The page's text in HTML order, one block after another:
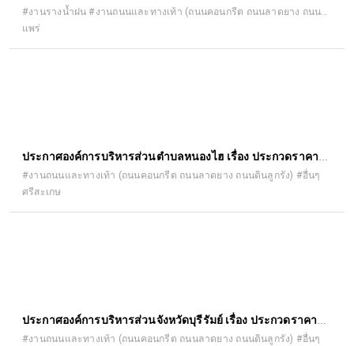
คอนกรีตเสริมเหล็ก ชนิดฝาปิดคอนกรีตเสริมเหล็ก พร้อม งาน
ขยายผิวจราจรคอนกรีตเสริมเหล็ก บ้านแม่หล่าย หมู่ที่ ๒ บริเวณ
โรงน้ำดื่มบ่อรินทิพย์ ถึงบริเวณบ้าน นายสานิตย์ หล่ายแปด ด้วย
#งานรางน้ำฝน #งานถนนและทางเท้า (ถนนคอนกรีต ถนนลาดยาง ถนน
ดินลูกรัง)
แพร่
ประกาศองค์การบริหารส่วนตำบลหนองไฮ เรื่อง ประกวดราคา
จ้างก่อสร้างจ้างก่อสร้างถนนคอนกรีตเสริมเหล็กบ้านหนองไฮ หมู่
ที่ ๑ (โนนต๊ะ - ตำบล โดด) ตำบลหนองไฮ อำเภออุทุมพรพิสัย
จังหวัดศรีสะเกษ กว้าง ๕ เมตร ยาว ๑,๕๐๘ เมตร หนา ๐.๑๕
#งานถนนและทางเท้า (ถนนคอนกรีต ถนนลาดยาง ถนนดินลูกรัง) #อื่นๆ
ศรีสะเกษ
ประกาศองค์การบริหารส่วนจังหวัดบุรีรัมย์ เรื่อง ประกวดราคา
จ้างปรับปรุงถนนลาดยางผิวทาง Asphaltic Concrete โดยวิธี
#งานถนนและทางเท้า (ถนนคอนกรีต ถนนลาดยาง ถนนดินลูกรัง) #อื่นๆ